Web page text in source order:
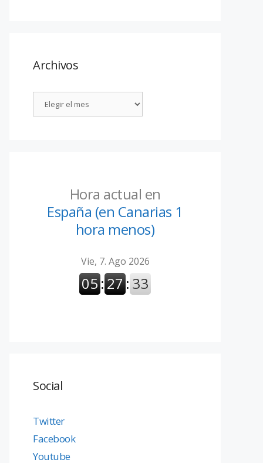
Archivos
Hora actual en
España (en Canarias 1
hora menos)
Social
Twitter
Facebook
Youtube